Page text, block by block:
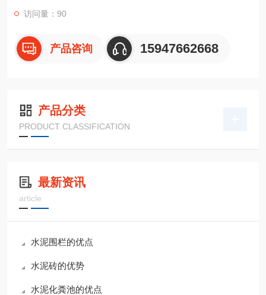
访问量：90
产品咨询 15947662668
产品分类
PRODUCT CLASSIFICATION
最新资讯
article
水泥围栏的优点
水泥砖的优势
水泥化粪池的优点